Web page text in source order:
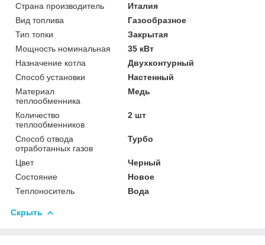
Страна производитель
Италия
Вид топлива
Газообразное
Тип топки
Закрытая
Мощность номинальная
35 кВт
Назначение котла
Двухконтурный
Способ установки
Настенный
Материал
теплообменника
Медь
Количество
теплообменников
2 шт
Способ отвода
отработанных газов
Турбо
Цвет
Черный
Состояние
Новое
Теплоноситель
Вода
Скрыть